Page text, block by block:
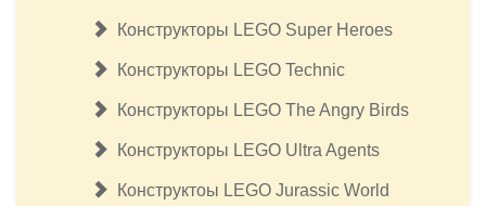
Конструкторы LEGO Super Heroes
Конструкторы LEGO Technic
Конструкторы LEGO The Angry Birds
Конструкторы LEGO Ultra Agents
Конструктоы LEGO Jurassic World